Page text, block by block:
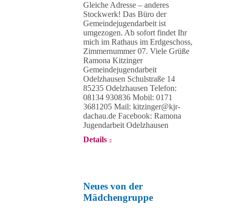
Gleiche Adresse – anderes
Stockwerk! Das Büro der
Gemeindejugendarbeit ist
umgezogen. Ab sofort findet Ihr
mich im Rathaus im Erdgeschoss,
Zimmernummer 07. Viele Grüße
Ramona Kitzinger
Gemeindejugendarbeit
Odelzhausen Schulstraße 14
85235 Odelzhausen Telefon:
08134 930836 Mobil: 0171
3681205 Mail: kitzinger@kjr-
dachau.de Facebook: Ramona
Jugendarbeit Odelzhausen
Details
Neues von der
Mädchengruppe